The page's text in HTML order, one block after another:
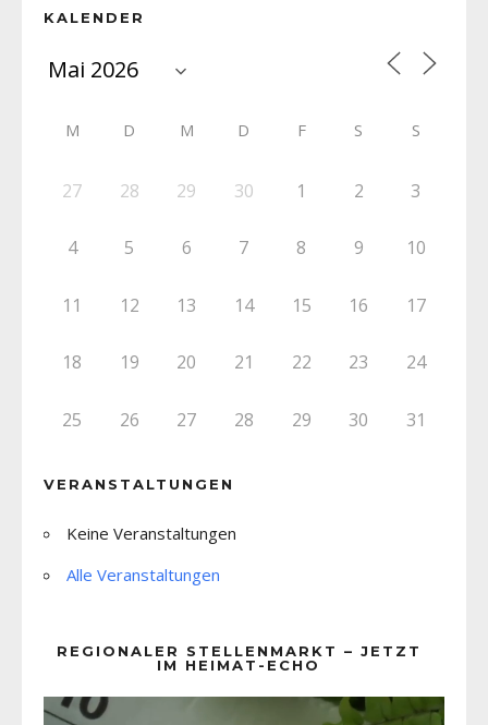
KALENDER
M D M D F S S
27 28 29 30 1 2 3
4 5 6 7 8 9 10
11 12 13 14 15 16 17
18 19 20 21 22 23 24
25 26 27 28 29 30 31
VERANSTALTUNGEN
Keine Veranstaltungen
Alle Veranstaltungen
REGIONALER STELLENMARKT – JETZT
IM HEIMAT-ECHO